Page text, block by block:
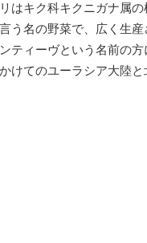
はキク科キクニガナ属
う名の野菜で、広く生
ティーヴという名前の
けてのユーラシア大陸と